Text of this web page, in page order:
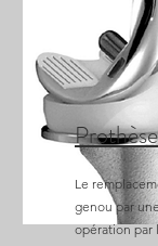
Le
genou par
opération par